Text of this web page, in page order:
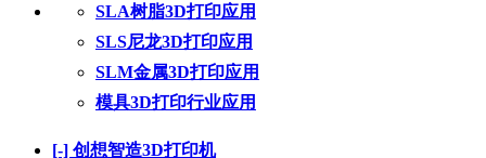
SLA树脂3D打印应用
SLS尼龙3D打印应用
SLM金属3D打印应用
模具3D打印行业应用
[-] 创想智造3D打印机